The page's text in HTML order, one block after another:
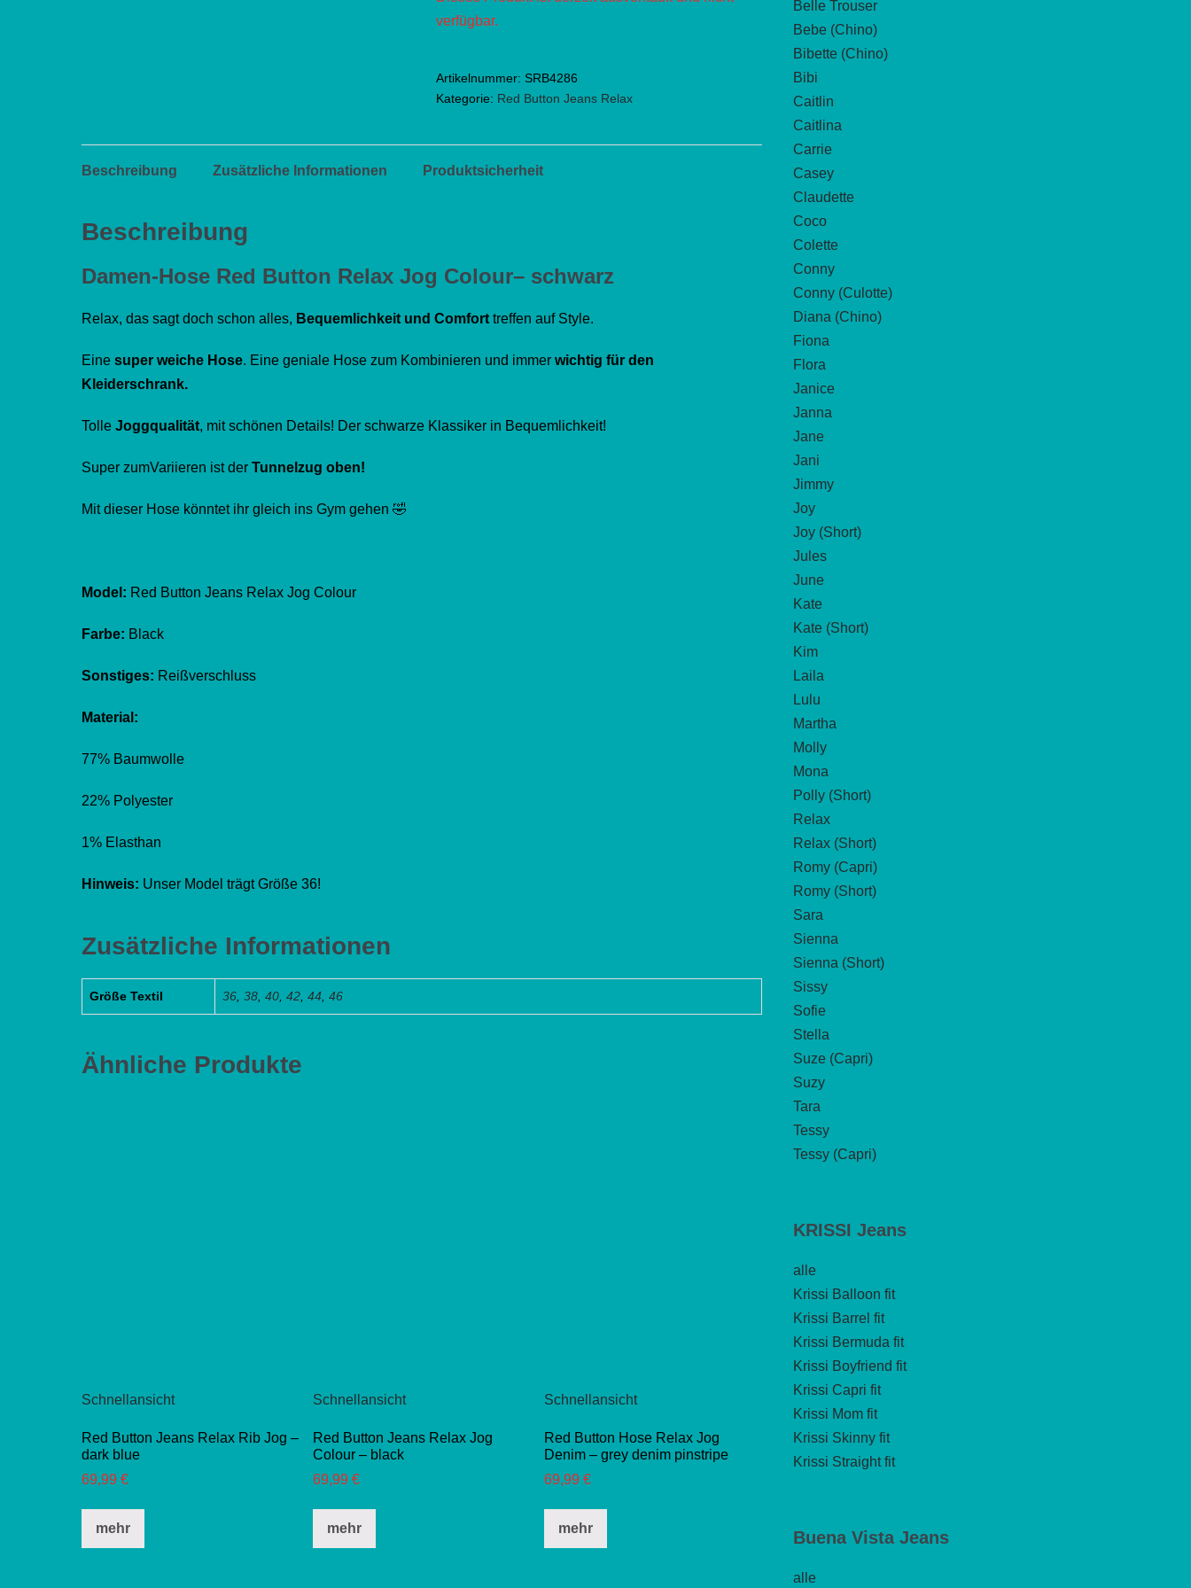
verfügbar.
Artikelnummer: SRB4286
Kategorie: Red Button Jeans Relax
Beschreibung Zusätzliche Informationen Produktsicherheit
Beschreibung
Damen-Hose Red Button Relax Jog Colour– schwarz
Relax, das sagt doch schon alles, Bequemlichkeit und Comfort treffen auf Style.
Eine super weiche Hose. Eine geniale Hose zum Kombinieren und immer wichtig für den
Kleiderschrank.
Tolle Joggqualität, mit schönen Details! Der schwarze Klassiker in Bequemlichkeit!
Super zumVariieren ist der Tunnelzug oben!
Mit dieser Hose könntet ihr gleich ins Gym gehen 🤣
Model: Red Button Jeans Relax Jog Colour
Farbe: Black
Sonstiges: Reißverschluss
Material:
77% Baumwolle
22% Polyester
1% Elasthan
Hinweis: Unser Model trägt Größe 36!
Zusätzliche Informationen
Größe Textil 36 38 40 42 44 46
Ähnliche Produkte
Schnellansicht
Red Button Jeans Relax Rib Jog –
dark blue
69,99 €
mehr
Dieses
Schnellansicht
Red Button Jeans Relax Jog
Colour – black
69,99€
mehr
Dieses
Schnellansicht
Red Button Hose Relax Jog
Denim – grey denim pinstripe
69,99€
mehr
Dieses
Belle Trouser
Bebe (Chino)
Bibette (Chino)
Bibi
Caitlin
Caitlina
Carrie
Casey
Claudette
Coco
Colette
Conny
Conny (Culotte)
Diana (Chino)
Fiona
Flora
Janice
Janna
Jane
Jani
Jimmy
Joy
Joy (Short)
Jules
June
Kate
Kate (Short)
Kim
Laila
Lulu
Martha
Molly
Mona
Polly (Short)
Relax
Relax (Short)
Romy (Capri)
Romy (Short)
Sara
Sienna
Sienna (Short)
Sissy
Sofie
Stella
Suze (Capri)
Suzy
Tara
Tessy
Tessy (Capri)
KRISSI Jeans
alle
Krissi Balloon fit
Krissi Barrel fit
Krissi Bermuda fit
Krissi Boyfriend fit
Krissi Capri fit
Krissi Mom fit
Krissi Skinny fit
Krissi Straight fit
Buena Vista Jeans
alle